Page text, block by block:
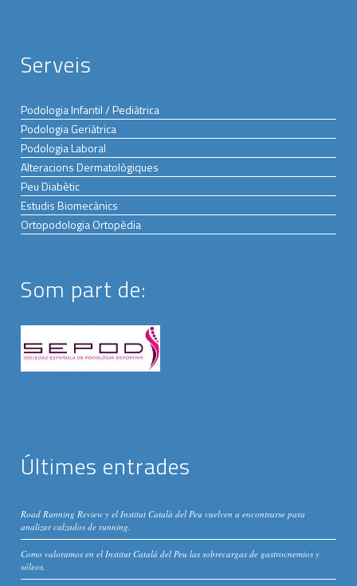
Serveis
Podologia Infantil / Pediàtrica
Podologia Geriàtrica
Podologia Laboral
Alteracions Dermatològiques
Peu Diabètic
Estudis Biomecànics
Ortopodologia Ortopèdia
Som part de:
Últimes entrades
Road Running Review y el Institut Català del Peu vuelven a encontrarse para
analizar calzados de running.
Como valoramos en el Institut Catalá del Peu las sobrecargas de gastrocnemios y
sóleos.